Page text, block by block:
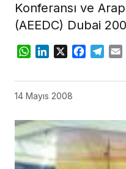
Konferansı ve
(AEEDC) Dubai
WhatsApp
LinkedIn
X
14 Mayıs 2008